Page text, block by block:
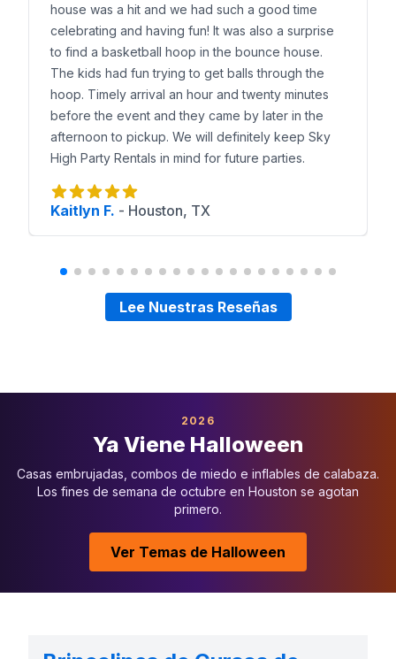
house was a hit and we had such a good time
celebrating and having fun! It was also a surprise
to find a basketball hoop in the bounce house.
The kids had fun trying to get balls through the
hoop. Timely arrival an hour and twenty minutes
before the event and they came by later in the
afternoon to pickup. We will definitely keep Sky
High Party Rentals in mind for future parties.
Kaitlyn F. - Houston, TX
Lee Nuestras Reseñas
2026
Ya Viene Halloween
Casas embrujadas, combos de miedo e inflables de calabaza.
Los fines de semana de octubre en Houston se agotan
primero.
Ver Temas de Halloween